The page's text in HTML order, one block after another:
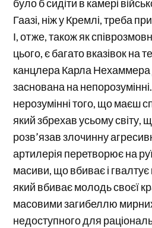
було б сидіти в камері
Гаазі, ніж у Кремлі, треба
І, отже, також як
цього, є багато вказівок на
канцлера Карла
заснована на
нерозумінні того, що маєш
який збрехав усьому світу,
розв’язав злочинну
артилерія перетворює на
масиви, що вбиває і гвалтує
який вбиває молодь своєї
масовими загибеллю
недоступного для